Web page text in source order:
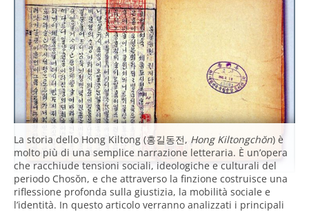
La storia dello Hong Kiltong (홍길동전, Hong Kiltongchŏn) è
molto più di una semplice narrazione letteraria. È un’opera
che racchiude tensioni sociali, ideologiche e culturali del
periodo Chosŏn, e che attraverso la finzione costruisce una
riflessione profonda sulla giustizia, la mobilità sociale e
l’identità. In questo articolo verranno analizzati i principali